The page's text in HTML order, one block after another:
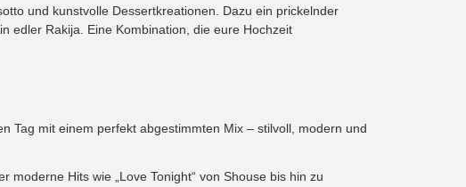
und kunstvolle Dessertkreationen. Dazu ein prickelnder
edler Rakija. Eine Kombination, die eure Hochzeit
Tag mit einem perfekt abgestimmten Mix – stilvoll, modern und
moderne Hits wie „Love Tonight“ von Shouse bis hin zu